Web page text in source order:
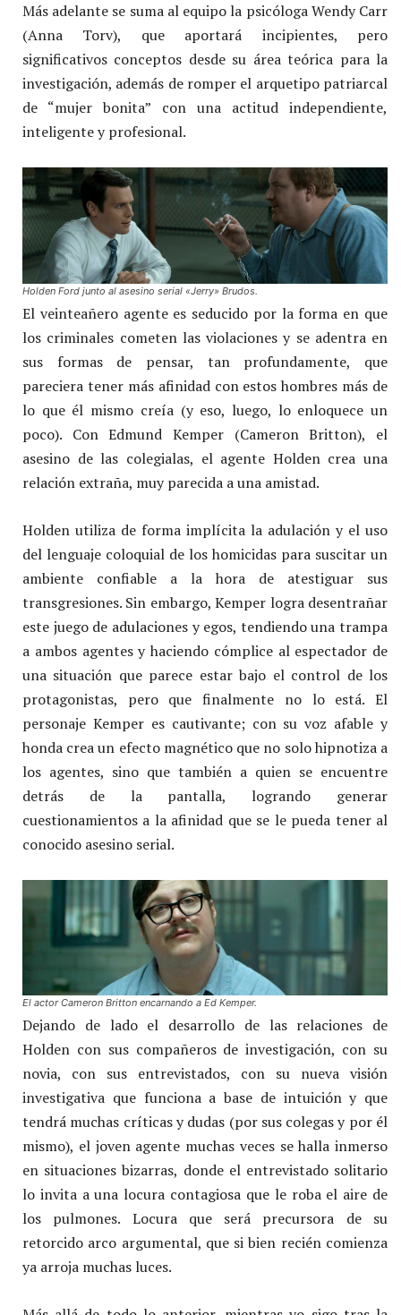
Más adelante se suma al equipo la psicóloga Wendy Carr
(Anna Torv), que aportará incipientes, pero
significativos conceptos desde su área teórica para la
investigación, además de romper el arquetipo patriarcal
de “mujer bonita” con una actitud independiente,
inteligente y profesional.
Holden Ford junto al asesino serial «Jerry» Brudos.
El veinteañero agente es seducido por la forma en que
los criminales cometen las violaciones y se adentra en
sus formas de pensar, tan profundamente, que
pareciera tener más afinidad con estos hombres más de
lo que él mismo creía (y eso, luego, lo enloquece un
poco). Con Edmund Kemper (Cameron Britton), el
asesino de las colegialas, el agente Holden crea una
relación extraña, muy parecida a una amistad.
Holden utiliza de forma implícita la adulación y el uso
del lenguaje coloquial de los homicidas para suscitar un
ambiente confiable a la hora de atestiguar sus
transgresiones. Sin embargo, Kemper logra desentrañar
este juego de adulaciones y egos, tendiendo una trampa
a ambos agentes y haciendo cómplice al espectador de
una situación que parece estar bajo el control de los
protagonistas, pero que finalmente no lo está. El
personaje Kemper es cautivante; con su voz afable y
honda crea un efecto magnético que no solo hipnotiza a
los agentes, sino que también a quien se encuentre
detrás de la pantalla, logrando generar
cuestionamientos a la afinidad que se le pueda tener al
conocido asesino serial.
El actor Cameron Britton encarnando a Ed Kemper.
Dejando de lado el desarrollo de las relaciones de
Holden con sus compañeros de investigación, con su
novia, con sus entrevistados, con su nueva visión
investigativa que funciona a base de intuición y que
tendrá muchas críticas y dudas (por sus colegas y por él
mismo), el joven agente muchas veces se halla inmerso
en situaciones bizarras, donde el entrevistado solitario
lo invita a una locura contagiosa que le roba el aire de
los pulmones. Locura que será precursora de su
retorcido arco argumental, que si bien recién comienza
ya arroja muchas luces.